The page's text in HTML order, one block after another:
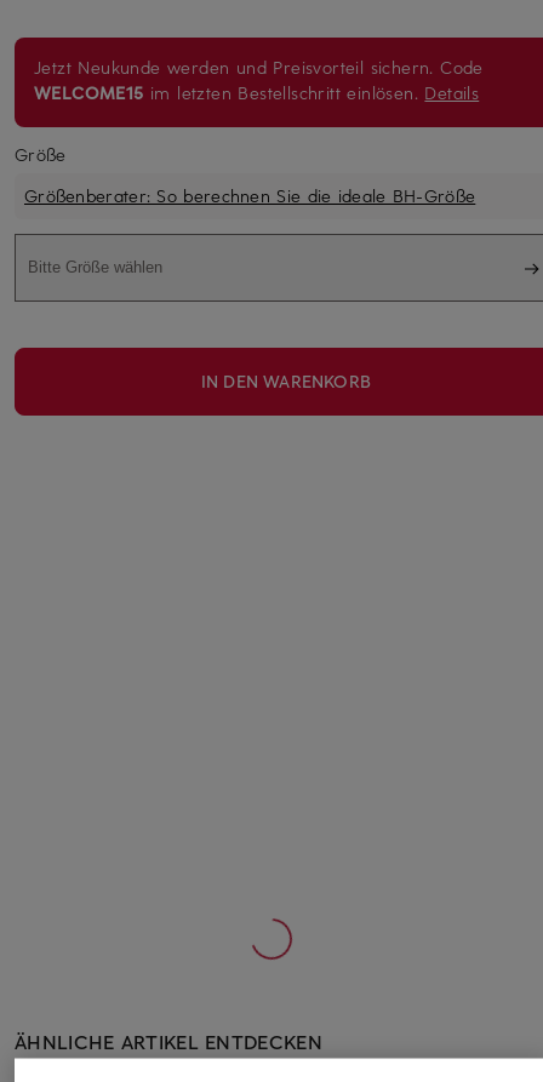
Jetzt Neukunde werden und Preisvorteil sichern. Code
WELCOME15 im letzten Bestellschritt einlösen. Details
Größe
Größenberater: So berechnen Sie die ideale BH-Größe
Bitte Größe wählen
IN DEN WARENKORB
ÄHNLICHE ARTIKEL ENTDECKEN